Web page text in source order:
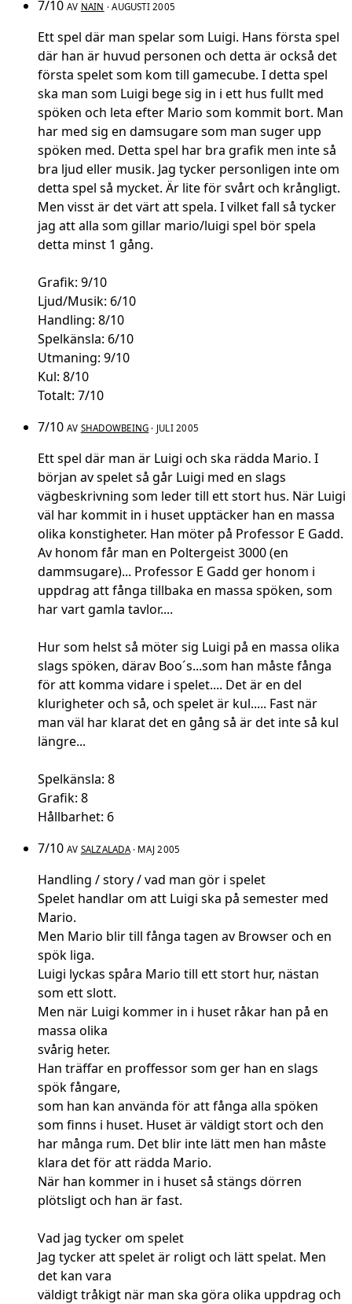
7/10 AV NAIN · AUGUSTI 2005
Ett spel där man spelar som Luigi. Hans första spel
där han är huvud personen och detta är också det
första spelet som kom till gamecube. I detta spel
ska man som Luigi bege sig in i ett hus fullt med
spöken och leta efter Mario som kommit bort. Man
har med sig en damsugare som man suger upp
spöken med. Detta spel har bra grafik men inte så
bra ljud eller musik. Jag tycker personligen inte om
detta spel så mycket. Är lite för svårt och krångligt.
Men visst är det värt att spela. I vilket fall så tycker
jag att alla som gillar mario/luigi spel bör spela
detta minst 1 gång.
Grafik: 9/10
Ljud/Musik: 6/10
Handling: 8/10
Spelkänsla: 6/10
Utmaning: 9/10
Kul: 8/10
Totalt: 7/10
7/10 AV SHADOWBEING · JULI 2005
Ett spel där man är Luigi och ska rädda Mario. I
början av spelet så går Luigi med en slags
vägbeskrivning som leder till ett stort hus. När Luigi
väl har kommit in i huset upptäcker han en massa
olika konstigheter. Han möter på Professor E Gadd.
Av honom får man en Poltergeist 3000 (en
dammsugare)... Professor E Gadd ger honom i
uppdrag att fånga tillbaka en massa spöken, som
har vart gamla tavlor....
Hur som helst så möter sig Luigi på en massa olika
slags spöken, därav Boo´s...som han måste fånga
för att komma vidare i spelet.... Det är en del
klurigheter och så, och spelet är kul..... Fast när
man väl har klarat det en gång så är det inte så kul
längre...
Spelkänsla: 8
Grafik: 8
Hållbarhet: 6
7/10 AV SALZALADA· MAJ 2005
Handling / story / vad man gör i spelet
Spelet handlar om att Luigi ska på semester med
Mario.
Men Mario blir till fånga tagen av Browser och en
spök liga.
Luigi lyckas spåra Mario till ett stort hur, nästan
som ett slott.
Men när Luigi kommer in i huset råkar han på en
massa olika
svårig heter.
Han träffar en proffessor som ger han en slags
spök fångare,
som han kan använda för att fånga alla spöken
som finns i huset. Huset är väldigt stort och den
har många rum. Det blir inte lätt men han måste
klara det för att rädda Mario.
När han kommer in i huset så stängs dörren
plötsligt och han är fast.
Vad jag tycker om spelet
Jag tycker att spelet är roligt och lätt spelat. Men
det kan vara
väldigt tråkigt när man ska göra olika uppdrag och